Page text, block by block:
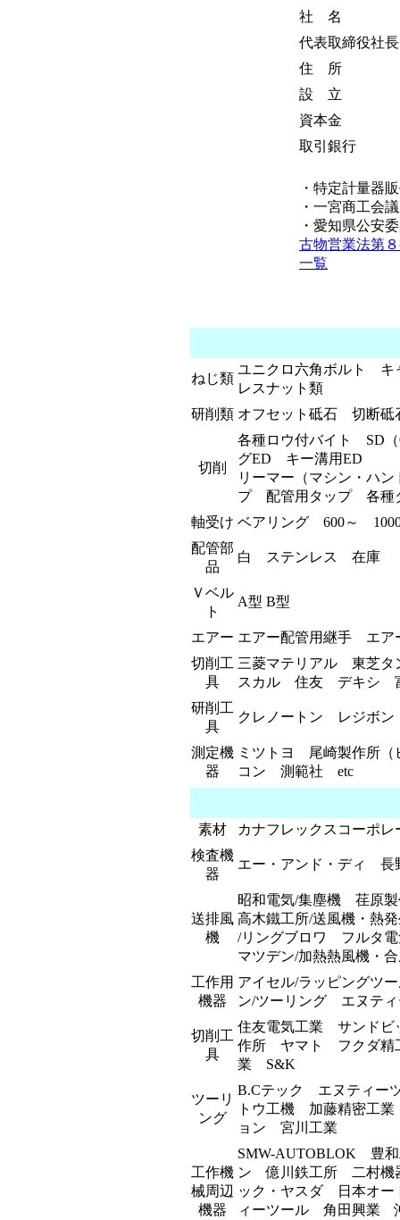
社 名
代表取締役社長
住 所
設 立
資本金
取引銀行
・特定計量器
・一宮商工会
・愛知県公安
古物営業法第
一覧
ねじ類
ユニクロ六角ボルト
レスナット類
研削類 オフセット砥石 切
切削
各種ロウ付バイト SD
グED キー溝用ED
リーマー（マシン・ハ
プ 配管用タップ 各
軸受け ベアリング 600～
配管部
品
白 ステンレス 在庫
Ｖベル
ト
A型 B型
エアー エアー配管用継手 エ
切削工
具
三菱マテリアル 東芝
スカル 住友 デキシ
研削工
具
クレノートン レジボ
測定機
器
ミツトヨ 尾崎製作所
コン 測範社 etc
素材
カナフレックスコーポ
検査機
器
エー・アンド・ディ
送排風
機
昭和電気/集塵機 荏原
高木鐵工所/送風機・熱
/リングブロワ フルタ
マツデン/加熱熱風機・
工作用
機器
アイセル/ラッピングツ
ン/ツーリング エヌティ
切削工
具
住友電気工業 サンド
作所 ヤマト フクダ精
業 S&K
ツーリ
ング
B.Cテック エヌティ
トウ工機 加藤精密工
ョン 宮川工業
工作機
械周辺
機器
SMW-AUTOBLOK 豊
ン 億川鉄工所 二村
ック・ヤスダ 日本オ
ィーツール 角田興業